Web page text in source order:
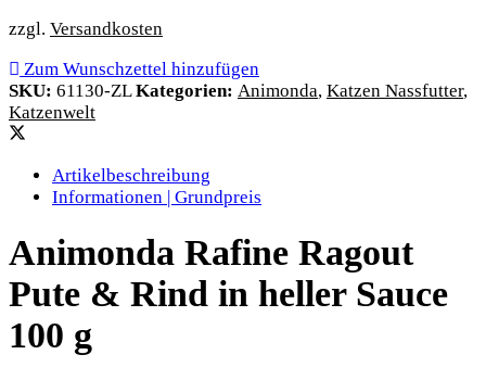
zzgl. Versandkosten
Zum Wunschzettel hinzufügen
SKU: 61130-ZLKategorien: Animonda, Katzen Nassfutter,
Katzenwelt
Artikelbeschreibung
Informationen | Grundpreis
Animonda Rafine Ragout
Pute & Rind in heller Sauce
100 g